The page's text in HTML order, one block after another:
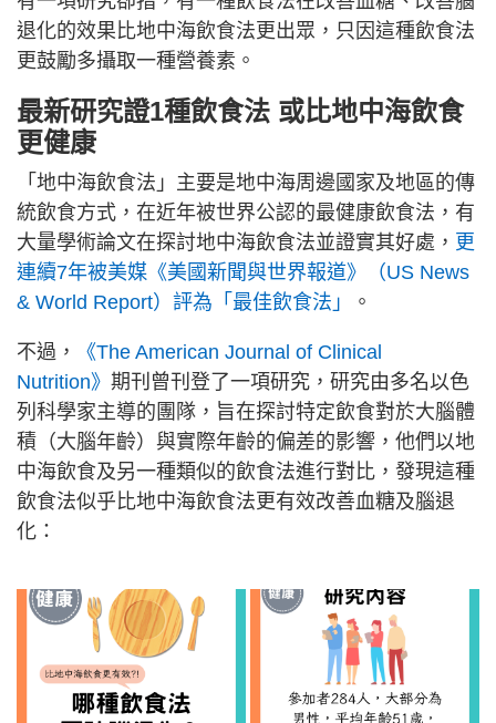
退化的效果比地中海飲食法更出眾，只因這種飲食法
更鼓勵多攝取一種營養素。
最新研究證1種飲食法 或比地中海飲食
更健康
「地中海飲食法」主要是地中海周邊國家及地區的傳
統飲食方式，在近年被世界公認的最健康飲食法，有
大量學術論文在探討地中海飲食法並證實其好處， 更
連續7年被美媒《美國新聞與世界報道》（US News
& World Report）評為「最佳飲食法」
。
不過，
《The American Journal of Clinical
Nutrition》 期刊曾刊登了一項研究，研究由多名以色
列科學家主導的團隊，旨在探討特定飲食對於大腦體
積（大腦年齡）與實際年齡的偏差的影響，他們以地
中海飲食及另一種類似的飲食法進行對比，發現這種
飲食法似乎比地中海飲食法更有效改善血糖及腦退
化：